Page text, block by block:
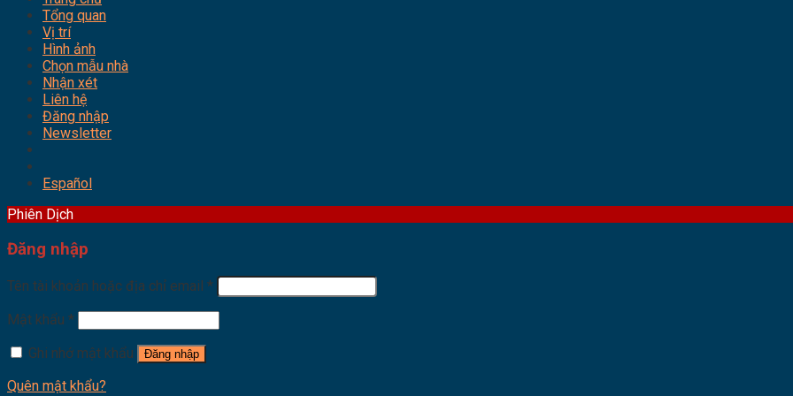
Tổng quan
Vị trí
Hình ảnh
Chọn mẫu nhà
Nhận xét
Liên hệ
Đăng nhập
Newsletter
Español
Phiên Dịch
Đăng nhập
Tên tài khoản hoặc địa chỉ email *
Mật khẩu *
Ghi nhớ mật khẩu
Đăng nhập
Quên mật khẩu?